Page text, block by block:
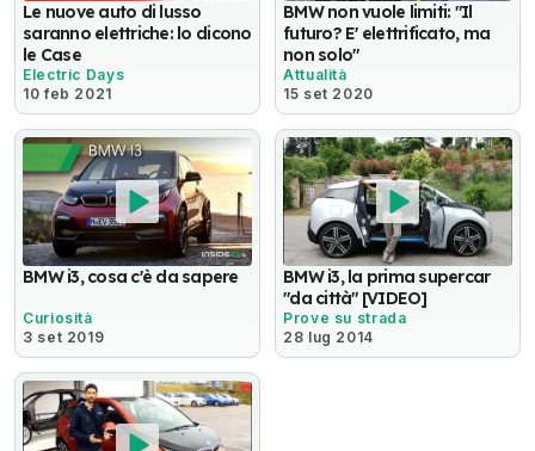
Le nuove auto di lusso
saranno elettriche: lo dicono
le Case
Electric Days
10 feb 2021
BMW non vuole limiti: "Il
futuro? E' elettrificato, ma
non solo"
Attualità
15 set 2020
BMW i3, cosa c'è da sapere
Curiosità
3 set 2019
BMW i3, la prima supercar
"da città" [VIDEO]
Prove su strada
28 lug 2014